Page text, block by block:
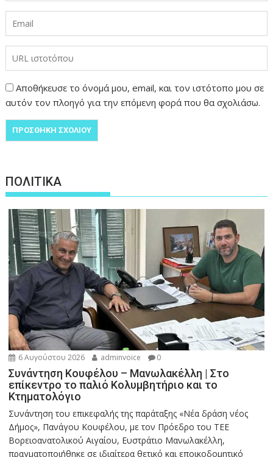
Αποθήκευσε το όνομά μου, email, και τον ιστότοπο μου σε
αυτόν τον πλοηγό για την επόμενη φορά που θα σχολιάσω.
ΠΟΛΙΤΙΚΑ
6 Αυγούστου 2026 adminvoice 0
Συνάντηση Κουφέλου – Μανωλακέλλη | Στο
επίκεντρο το παλιό Κολυμβητήριο και το
Κτηματολόγιο
Συνάντηση του επικεφαλής της παράταξης «Νέα δράση νέος
Δήμος», Πανάγου Κουφέλου, με τον Πρόεδρο του ΤΕΕ
Βορειοανατολικού Αιγαίου, Ευστράτιο Μανωλακέλλη,
πραγματοποιήθηκε σε ιδιαίτερα θετικό και εποικοδομητικό